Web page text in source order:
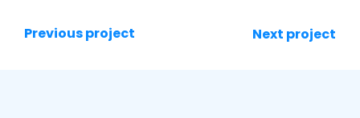
Previous project Next project